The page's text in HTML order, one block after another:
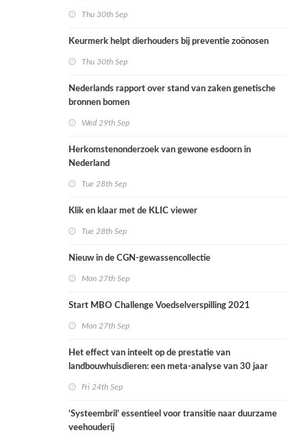
Thu 30th Sep
Keurmerk helpt dierhouders bij preventie zoönosen
Thu 30th Sep
Nederlands rapport over stand van zaken genetische
bronnen bomen
Wed 29th Sep
Herkomstenonderzoek van gewone esdoorn in
Nederland
Tue 28th Sep
Klik en klaar met de KLIC viewer
Tue 28th Sep
Nieuw in de CGN-gewassencollectie
Mon 27th Sep
Start MBO Challenge Voedselverspilling 2021
Mon 27th Sep
Het effect van inteelt op de prestatie van
landbouwhuisdieren: een meta-analyse van 30 jaar
Fri 24th Sep
‘Systeembril’ essentieel voor transitie naar duurzame
veehouderij